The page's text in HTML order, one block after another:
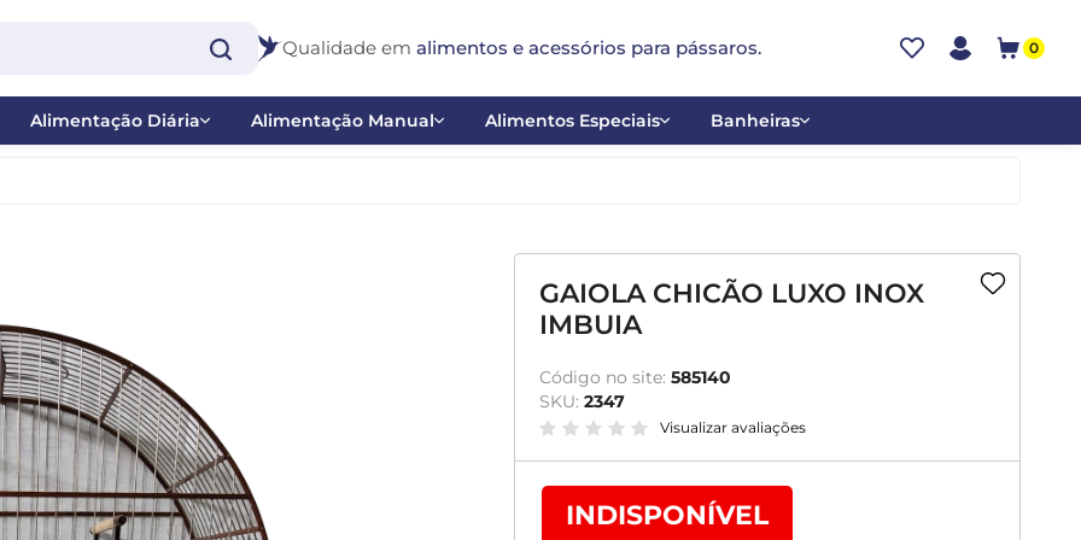
Qualidade em alimentos e acessórios para pássaros. 0
- Balanço
Alimentação Diária
Sementes
Alimentação Manual Alimentos Especiais
Nectar
Pigmentantes
Banheiras
Plástica
GAIOLA CHICÃO LUXO INOX
IMBUIA
Código no site: 585140
SKU: 2347
Visualizar avaliações
INDISPONÍVEL